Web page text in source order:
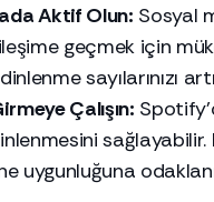
Aktif Olun: Sosyal
geçmek için
sayılarınızı
Çalışın:
sağlayabilir.
uygunluğuna